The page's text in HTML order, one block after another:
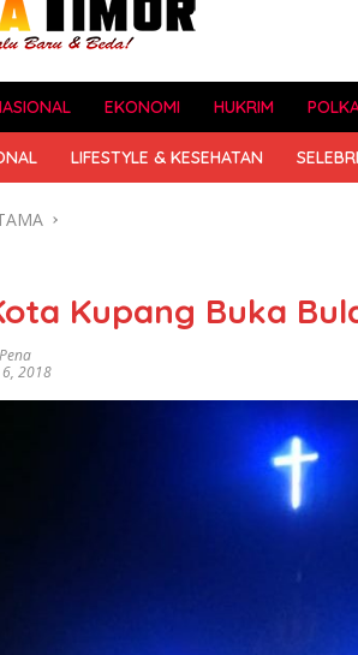
EKONOMI HUKRIM
LIFESTYLE & KESEHATAN
Kupang Buka
2018